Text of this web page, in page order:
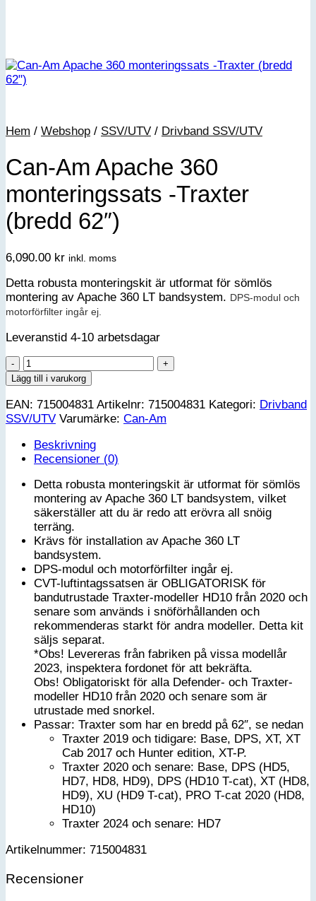
Hem / Webshop / SSV/UTV / Drivband SSV/UTV
Can-Am Apache 360
monteringssats -Traxter
(bredd 62″)
6,090.00 kr inkl. moms
Detta robusta monteringskit är utformat för sömlös
montering av Apache 360 LT bandsystem. DPS-modul och
motorförfilter ingår ej.
Leveranstid 4-10 arbetsdagar
Can-
Am
360
monteringssats
Traxter
(bredd
mängd
Lägg till i varukorg
EAN: 715004831 Artikelnr: 715004831 Kategori: Drivband
SSV/UTV Varumärke: Can-Am
Beskrivning
Recensioner (0)
Detta robusta monteringskit är utformat för sömlös
montering av Apache 360 LT bandsystem, vilket
säkerställer att du är redo att erövra all snöig
terräng.
Krävs för installation av Apache 360 LT
bandsystem.
DPS-modul och motorförfilter ingår ej.
CVT-luftintagssatsen är OBLIGATORISK för
bandutrustade Traxter-modeller HD10 från 2020 och
senare som används i snöförhållanden och
rekommenderas starkt för andra modeller. Detta kit
säljs separat.
*Obs! Levereras från fabriken på vissa modellår
2023, inspektera fordonet för att bekräfta.
Obs! Obligatoriskt för alla Defender- och Traxter-
modeller HD10 från 2020 och senare som är
utrustade med snorkel.
Passar: Traxter som har en bredd på 62″, se nedan
Traxter 2019 och tidigare: Base, DPS, XT, XT
Cab 2017 och Hunter edition, XT-P.
Traxter 2020 och senare: Base, DPS (HD5,
HD7, HD8, HD9), DPS (HD10 T-cat), XT (HD8,
HD9), XU (HD9 T-cat), PRO T-cat 2020 (HD8,
HD10)
Traxter 2024 och senare: HD7
Artikelnummer: 715004831
Recensioner